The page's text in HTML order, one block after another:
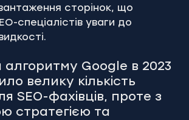
сторінок, що
спеціалістів уваги до
Google в 2023
велику кількість
SEO-фахівців, проте з
стратегією та